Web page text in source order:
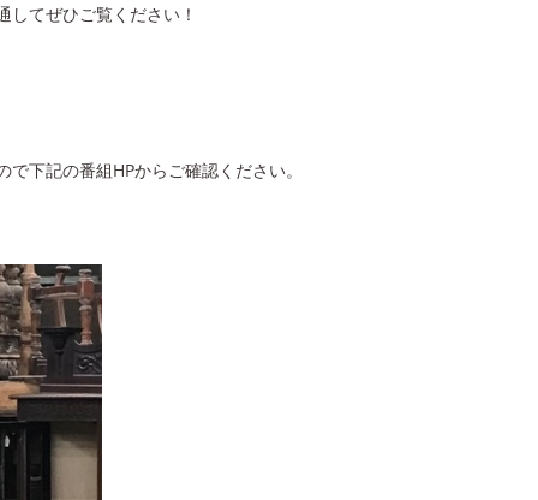
てぜひご覧ください！
下記の番組HPからご確認ください。